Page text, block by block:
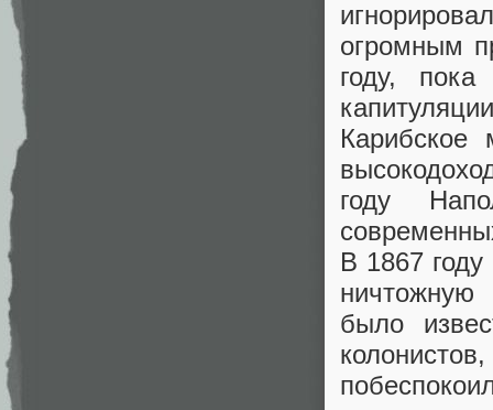
огромным
году,
Карибское
году
В 1867
было